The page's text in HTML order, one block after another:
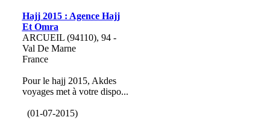
Hajj 2015 : Agence Hajj
Et Omra
ARCUEIL (94110), 94 -
Val De Marne
France
Pour le hajj 2015, Akdes
voyages met à votre dispo...
(01-07-2015)